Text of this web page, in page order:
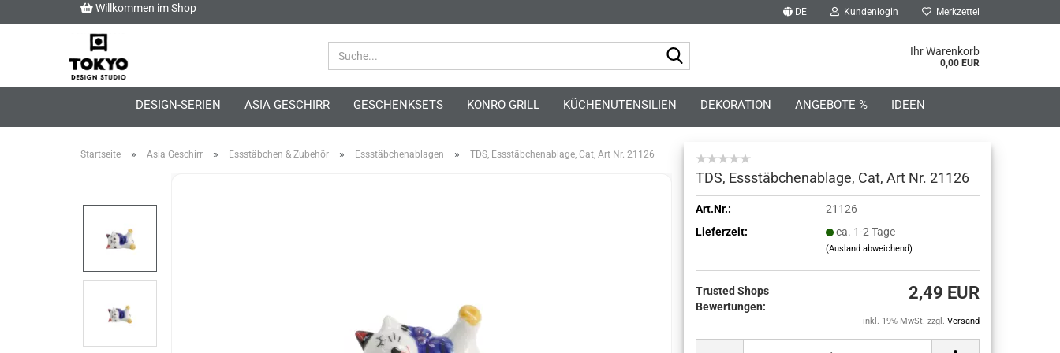
Willkommen im Shop DE Kundenlogin Merkzettel
Ihr Warenkorb
0,00 EUR
DESIGN-SERIEN ASIA GESCHIRR GESCHENKSETS KONRO GRILL KÜCHENUTENSILIEN DEKORATION ANGEBOTE % IDEEN
Startseite » Asia Geschirr » Essstäbchen & Zubehör » Essstäbchenablagen » TDS, Essstäbchenablage, Cat, Art Nr. 21126
TDS, Essstäbchenablage, Cat, Art Nr. 21126
Art.Nr.:
21126
Lieferzeit:
ca. 1-2 Tage
(Ausland abweichend)
Trusted Shops
Bewertungen:
2,49 EUR
inkl. 19% MwSt. zzgl. Versand